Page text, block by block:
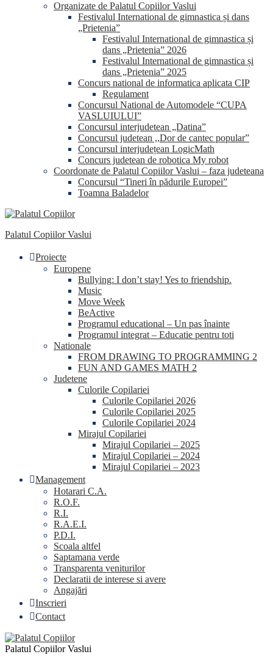
Organizate de Palatul Copiilor Vaslui
Festivalul International de gimnastica și dans
„Prietenia”
Festivalul International de gimnastica și
dans „Prietenia” 2026
Festivalul International de gimnastica și
dans „Prietenia” 2025
Concurs national de informatica aplicata CIP
Regulament
Concursul National de Automodele “CUPA
VASLUIULUI”
Concursul interjudetean „Datina”
Concursul judetean ,,Dor de cantec popular”
Concursul interjudețean LogicMath
Concurs judetean de robotica My robot
Coordonate de Palatul Copiilor Vaslui – faza judeteana
Concursul “Tineri în pădurile Europei”
Toamna Baladelor
Palatul Copiilor Vaslui
Proiecte
Europene
Bullying: I don’t stay! Yes to friendship.
Music
Move Week
BeActive
Programul educational – Un pas înainte
Programul integrat – Educatie pentru toti
Nationale
FROM DRAWING TO PROGRAMMING 2
FUN AND GAMES MATH 2
Judetene
Culorile Copilariei
Culorile Copilariei 2026
Culorile Copilariei 2025
Culorile Copilariei 2024
Mirajul Copilariei
Mirajul Copilariei – 2025
Mirajul Copilariei – 2024
Mirajul Copilariei – 2023
Management
Hotarari C.A.
R.O.F.
R.I.
R.A.E.I.
P.D.I.
Scoala altfel
Saptamana verde
Transparenta veniturilor
Declaratii de interese si avere
Angajări
Inscrieri
Contact
Palatul Copiilor Vaslui